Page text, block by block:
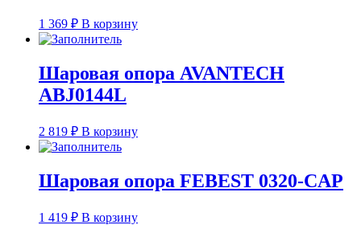
1 369 ₽ В корзину
Шаровая опора AVANTECH
ABJ0144L
2 819 ₽ В корзину
Шаровая опора FEBEST 0320-CAP
1 419 ₽ В корзину